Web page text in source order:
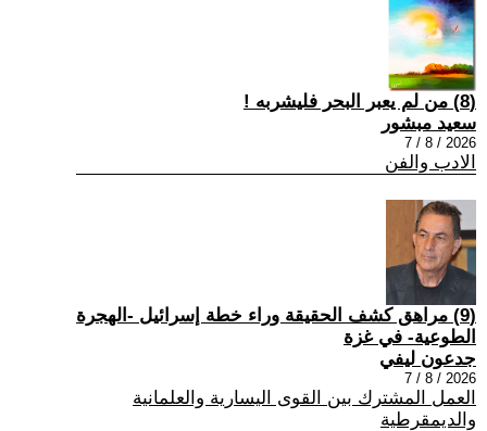
(8) من لم يعبر البحر فليشربه !
سعيد مبشور
2026 / 8 / 7
الادب والفن
(9) مراهق كشف الحقيقة وراء خطة إسرائيل -الهجرة
الطوعية- في غزة
جدعون ليفي
2026 / 8 / 7
العمل المشترك بين القوى اليسارية والعلمانية
والديمقرطية